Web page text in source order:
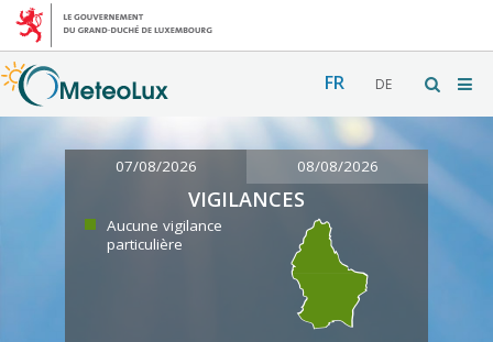
FR DE
07/08/2026 08/08/2026
VIGILANCES
Aucune vigilance
particulière